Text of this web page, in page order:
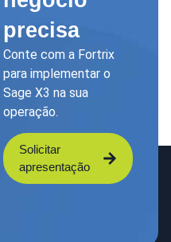
precisa
Conte com a Fortrix
para implementar o
Sage X3 na sua
operação.
Solicitar
apresentação